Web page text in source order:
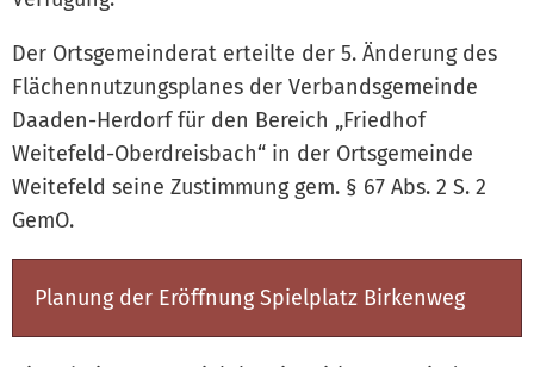
Der Ortsgemeinderat erteilte der 5. Änderung des
Flächennutzungsplanes der Verbandsgemeinde
Daaden-Herdorf für den Bereich „Friedhof
Weitefeld-Oberdreisbach“ in der Ortsgemeinde
Weitefeld seine Zustimmung gem. § 67 Abs. 2 S. 2
GemO.
Planung der Eröffnung Spielplatz Birkenweg